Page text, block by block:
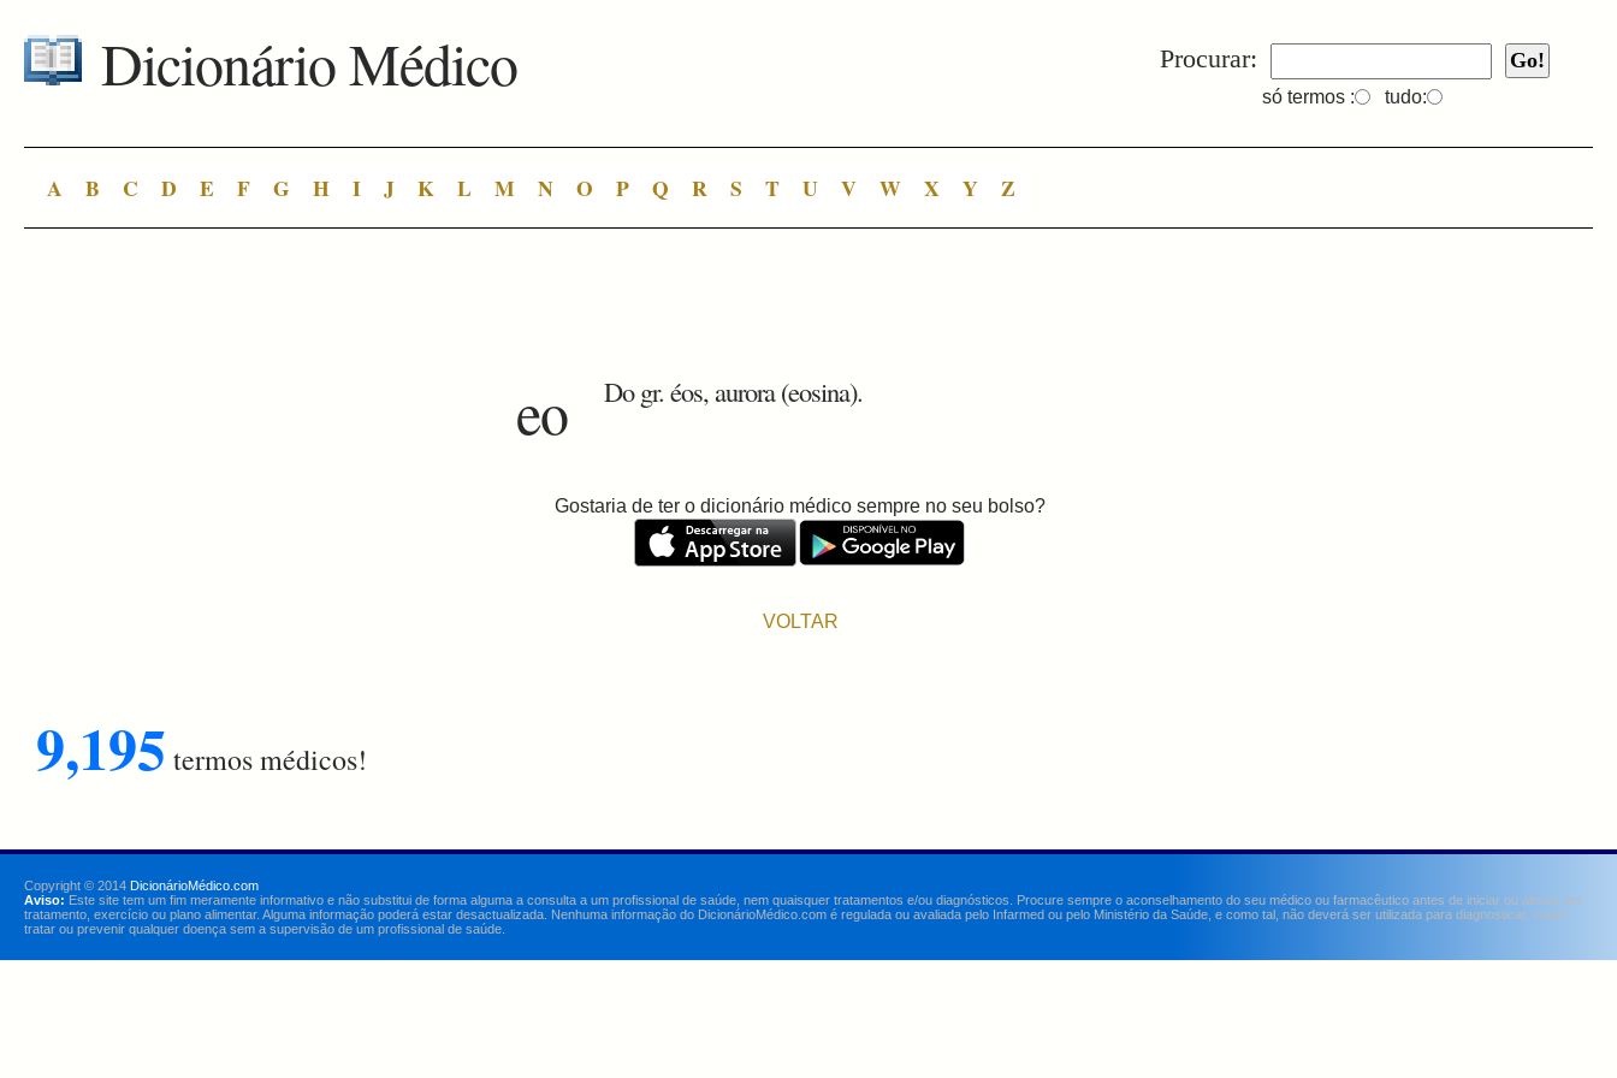
Procurar:
só termos : tudo:
Dicionário Médico
A B C D E F G H I J K L M N O P Q R S T U V W X Y Z
eo Do gr. éos, aurora (eosina).
Gostaria de ter o dicionário médico sempre no seu bolso?
VOLTAR
9,195 termos médicos!
Copyright © 2014 DicionárioMédico.com
Aviso: Este site tem um fim meramente informativo e não substitui de forma alguma a consulta a um profissional de saúde, nem quaisquer tratamentos e/ou diagnósticos. Procure sempre o aconselhamento do seu médico ou farmacêutico antes de iniciar ou alterar um
tratamento, exercício ou plano alimentar. Alguma informação poderá estar desactualizada. Nenhuma informação do DicionárioMédico.com é regulada ou avaliada pelo Infarmed ou pelo Ministério da Saúde, e como tal, não deverá ser utilizada para diagnosticar, curar,
tratar ou prevenir qualquer doença sem a supervisão de um profissional de saúde.